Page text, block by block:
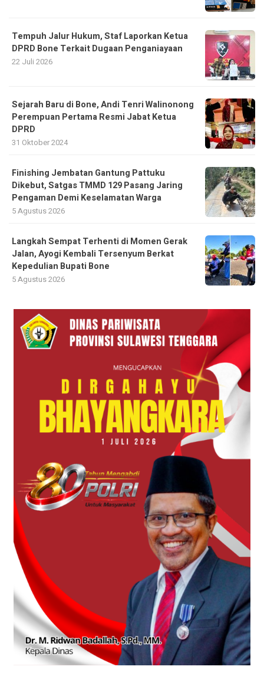
Tempuh Jalur Hukum, Staf Laporkan Ketua
DPRD Bone Terkait Dugaan Penganiayaan
22 Juli 2026
Sejarah Baru di Bone, Andi Tenri Walinonong
Perempuan Pertama Resmi Jabat Ketua
DPRD
31 Oktober 2024
Finishing Jembatan Gantung Pattuku
Dikebut, Satgas TMMD 129 Pasang Jaring
Pengaman Demi Keselamatan Warga
5 Agustus 2026
Langkah Sempat Terhenti di Momen Gerak
Jalan, Ayogi Kembali Tersenyum Berkat
Kepedulian Bupati Bone
5 Agustus 2026